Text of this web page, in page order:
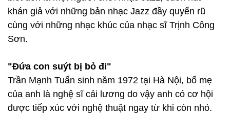
khán giả với những bản nhạc Jazz đầy quyến rũ
cùng với những nhạc khúc của nhạc sĩ Trịnh Công
Sơn.
"Đứa con suýt bị bỏ đi"
Trần Mạnh Tuấn sinh năm 1972 tại Hà Nội, bố mẹ
của anh là nghệ sĩ cải lương do vậy anh có cơ hội
được tiếp xúc với nghệ thuật ngay từ khi còn nhỏ.